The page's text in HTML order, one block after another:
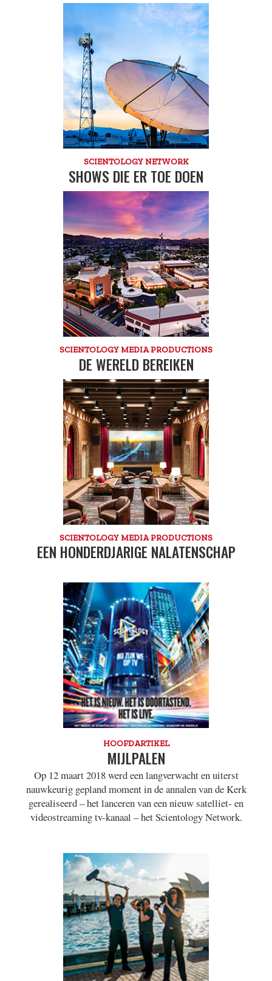
SCIENTOLOGY NETWORK
SHOWS DIE ER TOE DOEN
SCIENTOLOGY MEDIA PRODUCTIONS
DE WERELD BEREIKEN
SCIENTOLOGY MEDIA PRODUCTIONS
EEN HONDERDJARIGE NALATENSCHAP
HOOFDARTIKEL
MIJLPALEN
Op 12 maart 2018 werd een langverwacht en uiterst
nauwkeurig gepland moment in de annalen van de Kerk
gerealiseerd – het lanceren van een nieuw satelliet- en
videostreaming tv-kanaal – het Scientology Network.